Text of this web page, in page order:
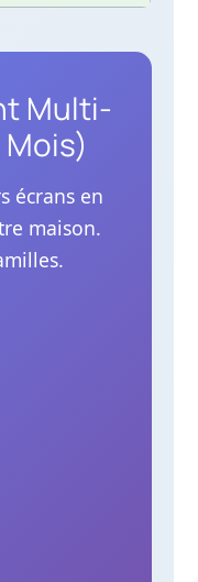
Multi-
écrans en
maison.